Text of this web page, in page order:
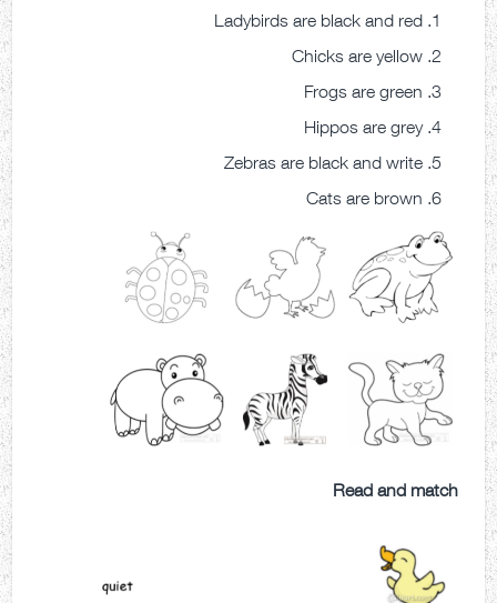
Ladybirds are black and red
Chicks are yellow
Frogs are green
Hippos are grey
Zebras are black and write
Cats are brown
Read and match